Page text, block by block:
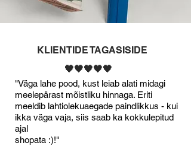
KLIENTIDE TAGASISIDE
🖤🖤🖤🖤🖤
"Väga lahe pood, kust leiab alati midagi
meelepärast mõistliku hinnaga. Eriti
meeldib lahtiolekuaegade paindlikkus - kui
ikka väga vaja, siis saab ka kokkulepitud
ajal
shopata :)!"